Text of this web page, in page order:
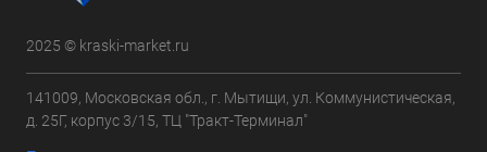
2025 © kraski-market.ru
141009, Московская обл., г. Мытищи, ул. Коммунистическая,
д. 25Г, корпус 3/15, ТЦ "Тракт-Терминал"